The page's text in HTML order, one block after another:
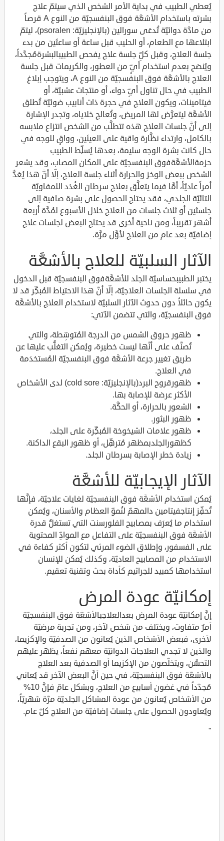
يُعطي الطبيب في بداية الأمر الشخص الذي سيتمّ علاج
بشرته باستخدام الأشعَّة فوق البنفسجيّة من النوع A قرصاً
من مادَّة دوائيّة تُدعَى سورالين (بالإنجليزيّة: psoralen)، ليتمّ
ابتلاعها مع الطعام، أو الحليب قبل ساعة أو ساعتَين من بدء
جلسة العلاج، وقبل كلِّ جلسة علاج يفحص الطبيبالبشرةمُجدَّداً،
ويُنصَح بعدم استخدام أيٍّ من العطور، والكريمات قبل جلسة
العلاج بالأشعَّة فوق البنفسجيّة من النوع A، ويتوجب إبلاغ
الطبيب في حال تناول أيِّ دواء، أو منتجات عشبيّة، أو
فيتامينات، ويكون العلاج في حجرة ذات أنابيب ضوئيّة تُطلق
الأشعَّة ليتعرَّض لها المريض، وتُعالج خلاياه، وتجدر الإشارة
إلى أنَّ جلسات العلاج هذه تتطلَّب من الشخص انتزاع ملابسه
بالكامل، وارتداء نظَّارة واقية على العينَين، وواقٍ للوجه في
حال كانت بشرة الوجه سليمة، بعدها يُسلِّط الطبيب
حزمةالأشعَّةفوق البنفسجيّة على المكان المصاب، وقد يشعر
الشخص ببعض الوخز والحرارة أثناء جلسة العلاج، إلّا أنَّ هذا يُعَدُّ
أمراً عاديّاً، أمَّا فيما يتعلَّق بعلاج سرطان الغُدَد اللمفاويّة
التائيّة الجلدي، فقد يحتاج الحصول على بشرة صافية إلى
جلستَين أو ثلاث جلسات من العلاج خلال الأسبوع لمُدَّة أربعة
أشهر تقريباً، ومن ناحية أخرى قد يحتاج البعض لجلسات علاج
إضافيّة بعد عام من العلاج لأوَّل مرَّة.
الآثار السلبيّة للعلاج بالأشعَّة
يختبر الطبيبحساسيّة الجلد للأشعَّةفوق البنفسجيّة قبل الدخول
في سلسلة الجلسات العلاجيّة، إلّا أنَّ هذا الاحتياط المُبكِّر قد لا
يكون حائلاً دون حدوث الآثار السلبيّة لاستخدام العلاج بالأشعَّة
فوق البنفسجيّة، والتي تتضمن الآتي:
ظهور حروق الشمس من الدرجة المُتوسِّطة، والتي
تُصنَّف على أنَّها ليست خطيرة، ويُمكن التغلُّب عليها عن
طريق تغيير جرعة الأشعَّة فوق البنفسجيّة المُستخدَمة
في العلاج.
ظهورقروح البرد(بالإنجليزيّة: cold sore) لدى الأشخاص
الأكثر عرضة للإصابة بها.
الشعور بالحرارة، أو الحكَّة.
ظهور البثور.
ظهور علامات الشيخوخة المُبكِّرة على الجلد،
كظهورالجلدبمظهر مُترهِّل، أو ظهور البقع الداكنة.
زيادة خطر الإصابة بسرطان الجلد.
الآثار الإيجابيّة للأشعَّة
يُمكن استخدام الأشعَّة فوق البنفسجيّة لغايات علاجيّة، فإنَّها
تُحفِّز إنتاجفيتامين دالمهمّ لنُموِّ العظام والأسنان، ويُمكن
استخدام ما يُعرَف بمصابيح الفلورسنت التي تستغلُّ قدرة
الأشعَّة فوق البنفسجيّة على التفاعل مع الموادِّ المحتوية
على الفسفور، وإطلاق الضوء المرئي لتكون أكثر كفاءة في
الاستخدام من المصابيح العاديّة، وكذلك يُمكن للإنسان
استخدامها كمبيد للجراثيم كأداة بحث وتقنية تعقيم.
إمكانيّة عودة المرض
إنَّ إمكانيّة عودة المرض بعدالعلاجبالأشعَّة فوق البنفسجيّة
أمرٌ متفاوت، ويختلف من شخص لآخر، ومن تجربة مرضيّة
لأخرى، فبعض الأشخاص الذين يُعانون من الصدفيّة والإكزيما،
والذين لا تجدي العلاجات الدوائيّة معهم نفعاً، يظهر عليهم
التحسُّن، ويتخلَّصون من الإكزيما أو الصدفية بعد العلاج
بالأشعَّة فوق البنفسجيّة، في حين أنَّ البعض الآخر قد يُعاني
مُجدَّداً في غضون أسابيع من العلاج، وبشكل عامّ فإنَّ 10%
من الأشخاص يُعانون من عودة المشاكل الجلديّة مرَّة شهريّاً،
ويُعاودون الحصول على جلسات إضافيّة من العلاج كلَّ عام.
"